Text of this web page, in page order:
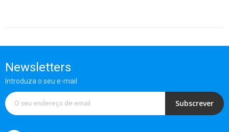
Newsletters
Introduza o seu e-mail
Subscrever